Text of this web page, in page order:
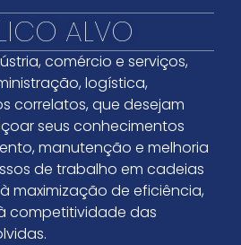
ALVO
comércio e serviços,
logística,
correlatos, que desejam
seus conhecimentos
manutenção e melhoria
de trabalho em cadeias
maximização de eficiência,
competitividade das